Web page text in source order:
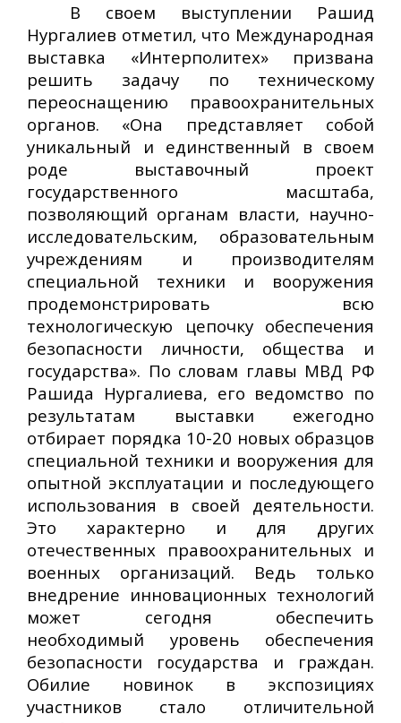
В своем выступлении Рашид
Нургалиев отметил, что Международная
выставка «Интерполитех» призвана
решить задачу по техническому
переоснащению правоохранительных
органов. «Она представляет собой
уникальный и единственный в своем
роде выставочный проект
государственного масштаба,
позволяющий органам власти, научно-
исследовательским, образовательным
учреждениям и производителям
специальной техники и вооружения
продемонстрировать всю
технологическую цепочку обеспечения
безопасности личности, общества и
государства». По словам главы МВД РФ
Рашида Нургалиева, его ведомство по
результатам выставки ежегодно
отбирает порядка 10-20 новых образцов
специальной техники и вооружения для
опытной эксплуатации и последующего
использования в своей деятельности.
Это характерно и для других
отечественных правоохранительных и
военных организаций. Ведь только
внедрение инновационных технологий
может сегодня обеспечить
необходимый уровень обеспечения
безопасности государства и граждан.
Обилие новинок в экспозициях
участников стало отличительной